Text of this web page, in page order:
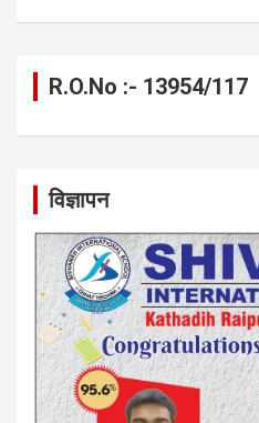
R.O.No :- 13954/117
विज्ञापन